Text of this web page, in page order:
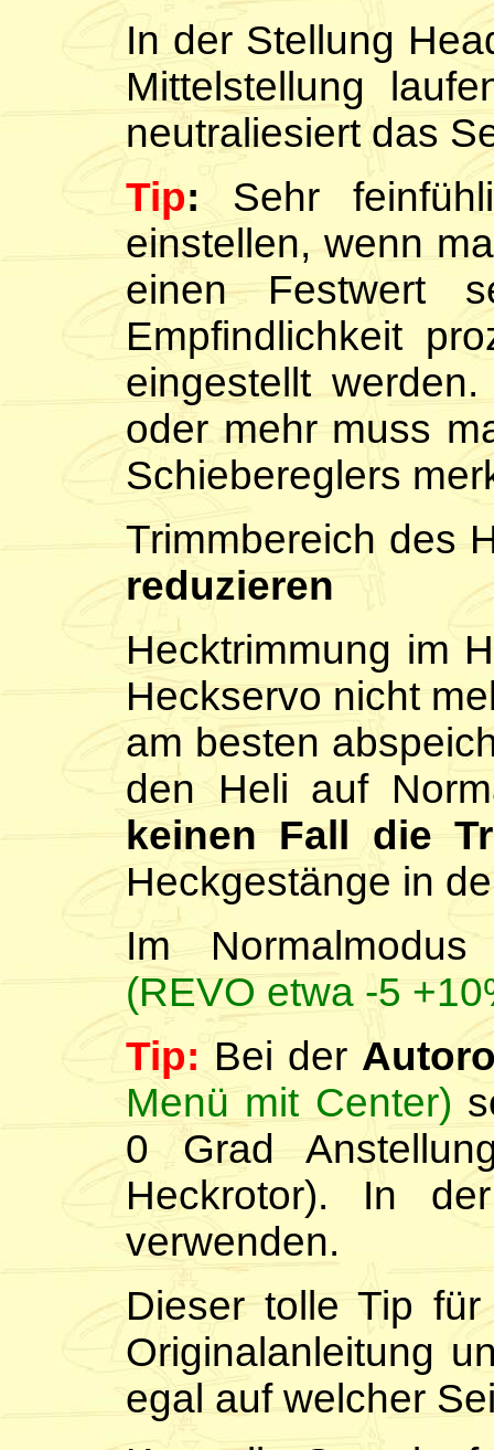
In der Stellung
Mittelstellung
neutraliesiert das
Tip: Sehr
einstellen, wenn
einen Festwert
Empfindlichkeit
eingestellt
oder mehr muss
Schiebereglers
Trimmbereich des
reduzieren
Hecktrimmung im
Heckservo nicht
am besten
den Heli auf
keinen Fall die
Heckgestänge in
Im
(REVO etwa -5
Tip: Bei der
Menü mit Center)
0 Grad
Heckrotor). In
verwenden.
Dieser tolle Tip
Originalanleitung
egal auf welcher